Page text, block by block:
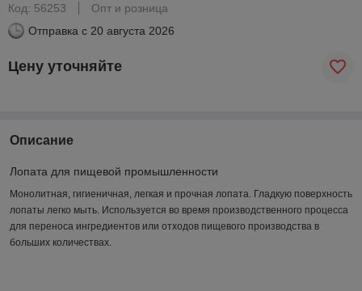
Код: 56253
Опт и розница
Отправка с 20 августа 2026
Цену уточняйте
Описание
Лопата для пищевой промышленности
Монолитная, гигиеничная, легкая и прочная лопата. Гладкую поверхность
лопаты легко мыть. Используется во время производственного процесса
для переноса ингредиентов или отходов пищевого производства в
больших количествах.